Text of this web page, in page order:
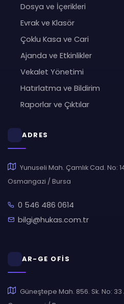
Dosya ve İçerikleri
Evrak ve Klasör
Çoklu Kasa ve Cari
Ajanda ve Etkinlikler
Vekalet Yönetimi
Hatırlatma ve Bildirim
Raporlar ve Çıktılar
ADRES
Yunuseli Mah. Çamlık Cad. No:
Osmangazi / Bursa
0 546 486 0614
bilgi@hukas.com.tr
AR-GE OFİS
Güneştepe Mah. 856. Sk. No: 33